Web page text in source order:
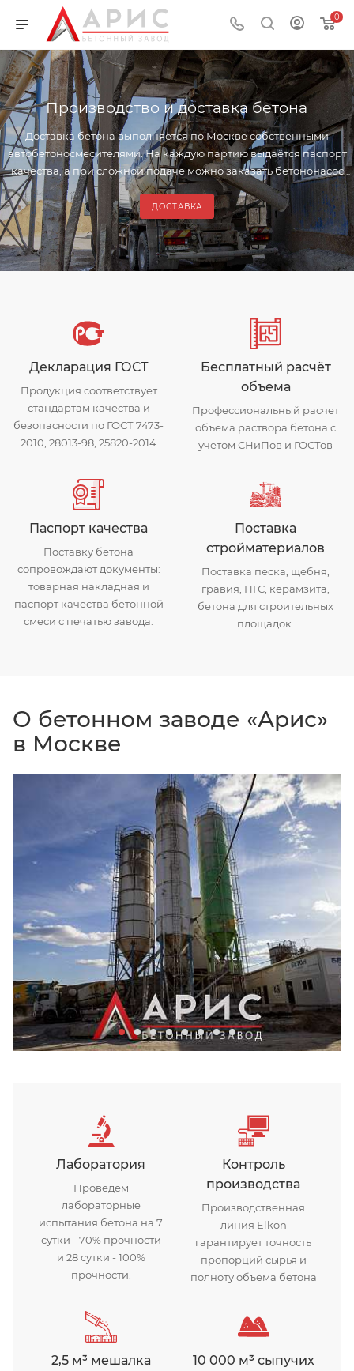
0
Производство и доставка бетона
Доставка бетона выполняется по Москве собственными
автобетоносмесителями. На каждую партию выдаётся паспорт
качества, а при сложной подаче можно заказать бетононасос
для заливки на высоту, за забор, в опалубку или
труднодоступную зону.
ДОСТАВКА
Декларация ГОСТ
Продукция соответствует
стандартам качества и
безопасности по ГОСТ 7473-
2010, 28013-98, 25820-2014
Бесплатный расчёт
объема
Профессиональный расчет
объема раствора бетона с
учетом СНиПов и ГОСТов
Паспорт качества
Поставку бетона
сопровождают документы:
товарная накладная и
паспорт качества бетонной
смеси с печатью завода.
Поставка
стройматериалов
Поставка песка, щебня,
гравия, ПГС, керамзита,
бетона для строительных
площадок.
О бетонном заводе «Арис»
в Москве
Бетонный завод Арис
Лаборатория
Проведем
лабораторные
испытания бетона на 7
сутки - 70% прочности
и 28 сутки - 100%
прочности.
Контроль
производства
Производственная
линия Elkon
гарантирует точность
пропорций сырья и
полноту объема бетона
2,5 м³ мешалка
10 000 м³ сыпучих